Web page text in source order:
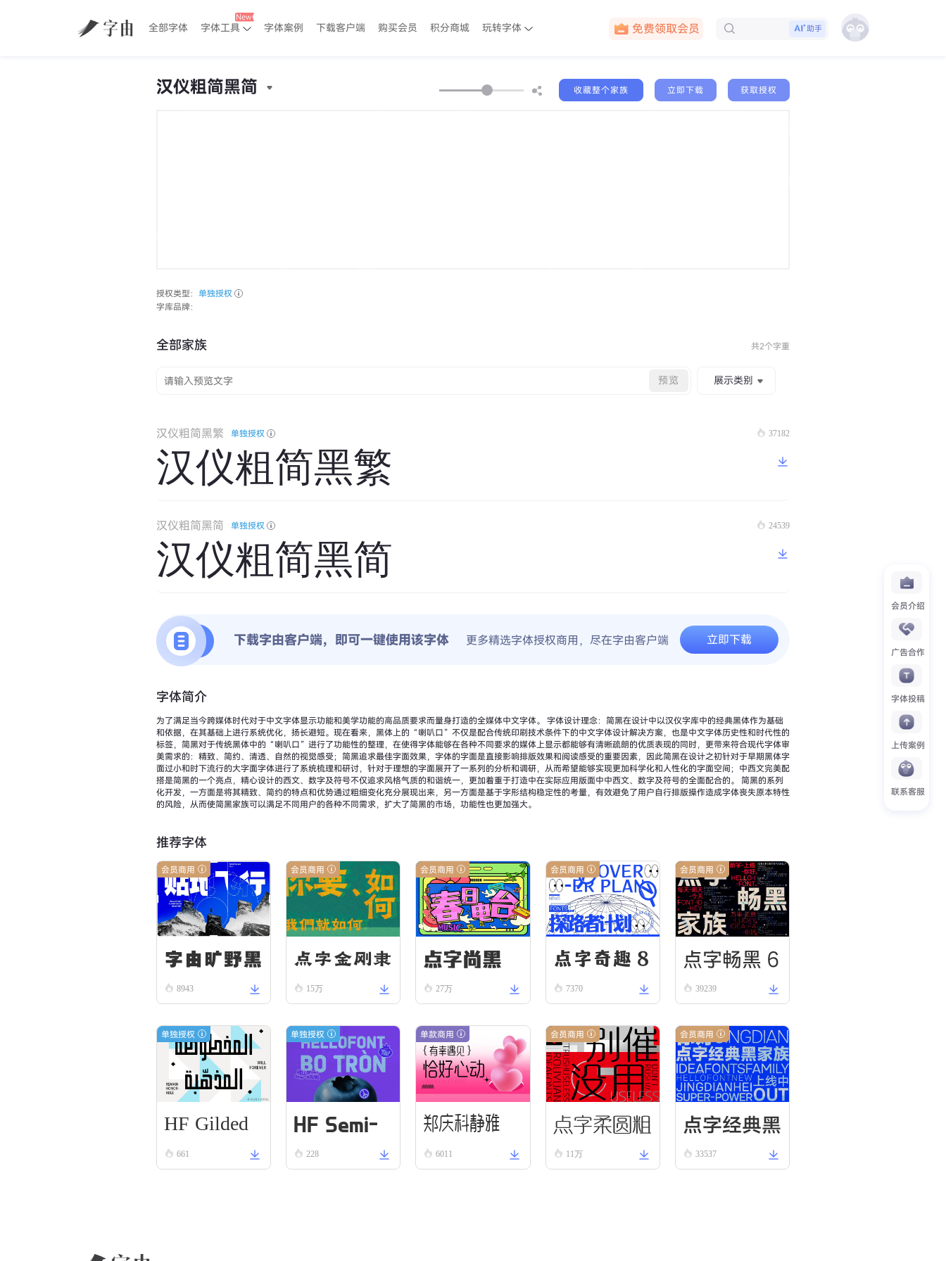
全部字体 字体工具 字体案例 下载客户端 购买会员 积分商城 玩转字体
免费领取会员
助手
会员介绍
广告合作
字体投稿
上传案例
联系客服
汉仪粗简黑简 收藏整个家族 立即下载 获取授权
授权类型： 单独授权
字库品牌：
全部家族 共2个字重
预览 展示类别
汉仪粗简黑繁 单独授权
汉仪粗简黑繁
37182
汉仪粗简黑简 单独授权
汉仪粗简黑简
24539
下载字由客户端，即可一键使用该字体 更多精选字体授权商用，尽在字由客户端 立即下载
字体简介
为了满足当今跨媒体时代对于中文字体显示功能和美学功能的高品质要求而量身打造的全媒体中文字体。 字体设计理念：简黑在设计中以汉仪字库中的经典黑体作为基础
和依据，在其基础上进行系统优化，扬长避短。现在看来，黑体上的“喇叭口”不仅是配合传统印刷技术条件下的中文字体设计解决方案，也是中文字体历史性和时代性的
标签，简黑对于传统黑体中的“喇叭口”进行了功能性的整理，在使得字体能够在各种不同要求的媒体上显示都能够有清晰疏朗的优质表现的同时，更带来符合现代字体审
美需求的：精致、简约、清透、自然的视觉感受；简黑追求最佳字面效果，字体的字面是直接影响排版效果和阅读感受的重要因素，因此简黑在设计之初针对于早期黑体字
面过小和时下流行的大字面字体进行了系统梳理和研讨，针对于理想的字面展开了一系列的分析和调研，从而希望能够实现更加科学化和人性化的字面空间；中西文完美配
搭是简黑的一个亮点，精心设计的西文、数字及符号不仅追求风格气质的和谐统一，更加着重于打造中在实际应用版面中中西文、数字及符号的全面配合的。 简黑的系列
化开发，一方面是将其精致、简约的特点和优势通过粗细变化充分展现出来，另一方面是基于字形结构稳定性的考量，有效避免了用户自行排版操作造成字体丧失原本特性
的风险，从而使简黑家族可以满足不同用户的各种不同需求，扩大了简黑的市场，功能性也更加强大。
推荐字体
会员商用
字由旷野黑
8943
会员商用
点字金刚隶
15万
会员商用
点字尚黑
27万
会员商用
点字奇趣 8
5 7370
会员商用
点字畅黑 6
039239
单独授权
HF Gilded
Scroll
661
单独授权
HF Semi-
Round VN
228
单款商用
郑庆科静雅
体-古朴版 Si
6011
会员商用
点字柔圆粗
11万
会员商用
点字经典黑
65
33537